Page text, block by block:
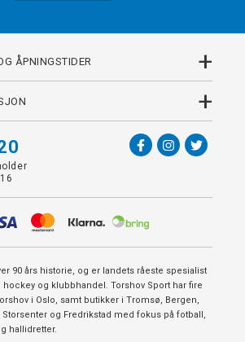
ÅPNINGSTIDER +
+
90 års historie, og er landets råeste spesialist
og klubbhandel. Torshov Sport har fire
i Oslo, samt butikker i Tromsø, Bergen,
Storsenter og Fredrikstad med fokus på fotball,
hallidretter.